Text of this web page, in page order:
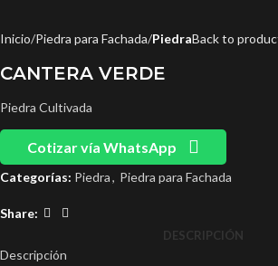
Inicio Piedra para Fachada PiedraBack to
CANTERA VERDE
Piedra Cultivada
Cotizar vía WhatsApp
Categorías: Piedra, Piedra para Fachada
Share:
DESCRIPCIÓN
Descripción